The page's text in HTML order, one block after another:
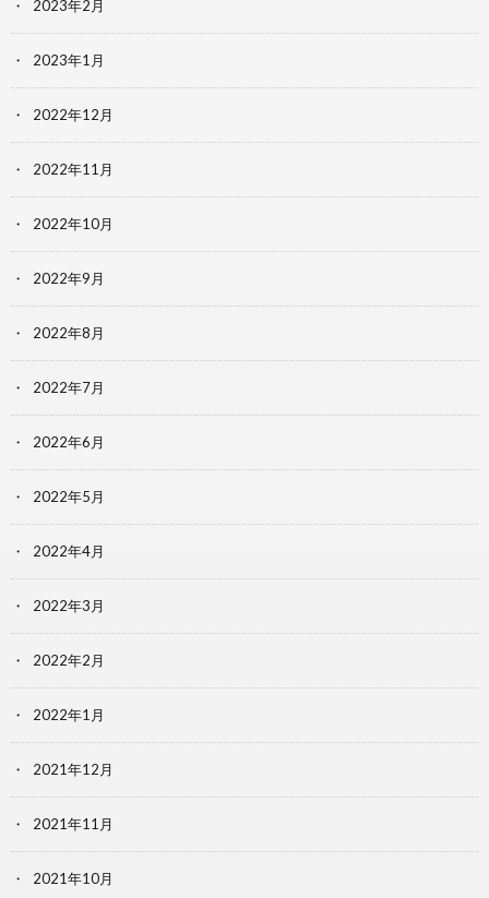
2023年2月
2023年1月
2022年12月
2022年11月
2022年10月
2022年9月
2022年8月
2022年7月
2022年6月
2022年5月
2022年4月
2022年3月
2022年2月
2022年1月
2021年12月
2021年11月
2021年10月